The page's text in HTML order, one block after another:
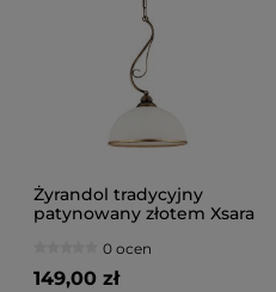
Żyrandol tradycyjny
patynowany złotem Xsara
0 ocen
149,00 zł